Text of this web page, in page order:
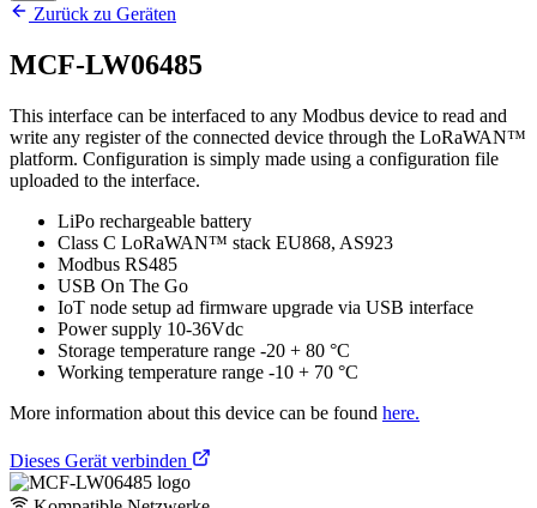
Zurück zu Geräten
MCF-LW06485
This interface can be interfaced to any Modbus device to read and
write any register of the connected device through the LoRaWAN™
platform. Configuration is simply made using a configuration file
uploaded to the interface.
LiPo rechargeable battery
Class C LoRaWAN™ stack EU868, AS923
Modbus RS485
USB On The Go
IoT node setup ad firmware upgrade via USB interface
Power supply 10-36Vdc
Storage temperature range -20 + 80 °C
Working temperature range -10 + 70 °C
More information about this device can be found here.
Dieses Gerät verbinden